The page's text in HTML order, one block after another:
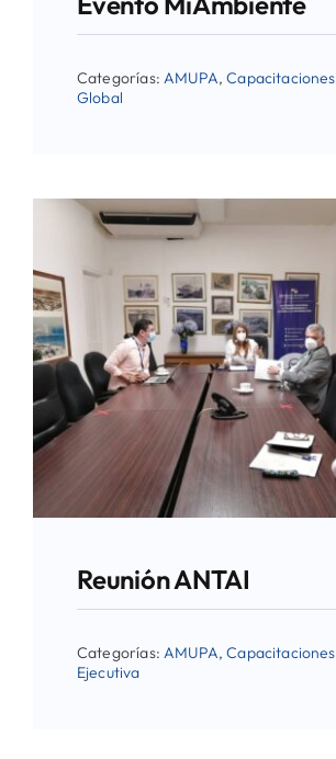
Categorías:AMUPA,Capacitaciones
Global
Reunión ANTAI
Categorías:AMUPA,Capacitaciones
Ejecutiva